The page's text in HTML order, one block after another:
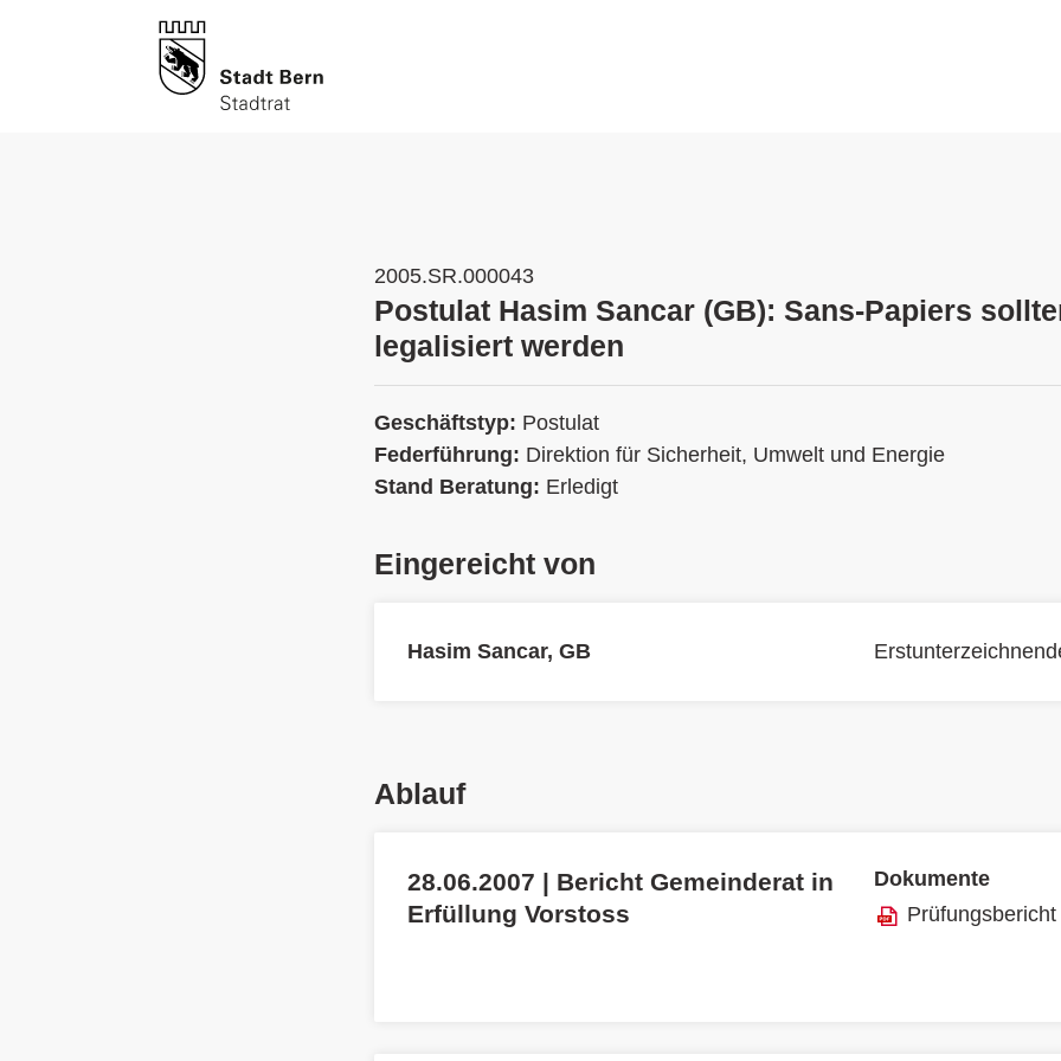
2005.SR.000043
Postulat Hasim Sancar (GB): Sans-Papiers
legalisiert werden
Geschäftstyp: Postulat
Federführung: Direktion für Sicherheit, Umwelt und Energie
Stand Beratung: Erledigt
Eingereicht von
Hasim Sancar, GB
Ablauf
28.06.2007 | Bericht Gemeinderat in
Erfüllung Vorstoss
Dokumente
Prüfungsbericht